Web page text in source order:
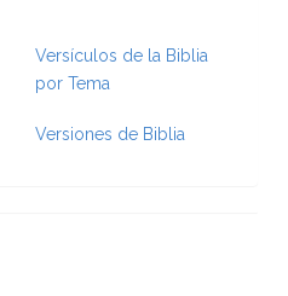
Versículos de la Biblia
por Tema
Versiones de Biblia